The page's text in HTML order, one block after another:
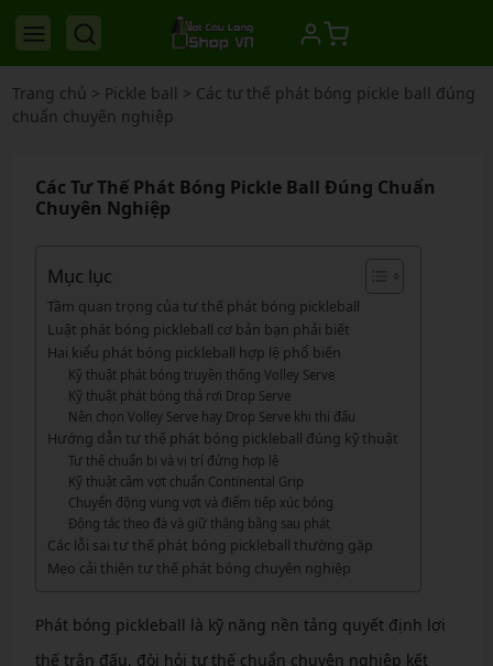
Trang chủ > Pickle ball > Các tư thế phát bóng pickle ball đúng
chuẩn chuyên nghiệp
Các Tư Thế Phát Bóng Pickle Ball Đúng Chuẩn
Chuyên Nghiệp
Mục lục
Tầm quan trọng của tư thế phát bóng pickleball
Luật phát bóng pickleball cơ bản bạn phải biết
Hai kiểu phát bóng pickleball hợp lệ phổ biến
Kỹ thuật phát bóng truyền thống Volley Serve
Kỹ thuật phát bóng thả rơi Drop Serve
Nên chọn Volley Serve hay Drop Serve khi thi đấu
Hướng dẫn tư thế phát bóng pickleball đúng kỹ thuật
Tư thế chuẩn bị và vị trí đứng hợp lệ
Kỹ thuật cầm vợt chuẩn Continental Grip
Chuyển động vung vợt và điểm tiếp xúc bóng
Động tác theo đà và giữ thăng bằng sau phát
Các lỗi sai tư thế phát bóng pickleball thường gặp
Mẹo cải thiện tư thế phát bóng chuyên nghiệp
Phát bóng pickleball là kỹ năng nền tảng quyết định lợi
thế trận đấu, đòi hỏi tư thế chuẩn chuyên nghiệp kết